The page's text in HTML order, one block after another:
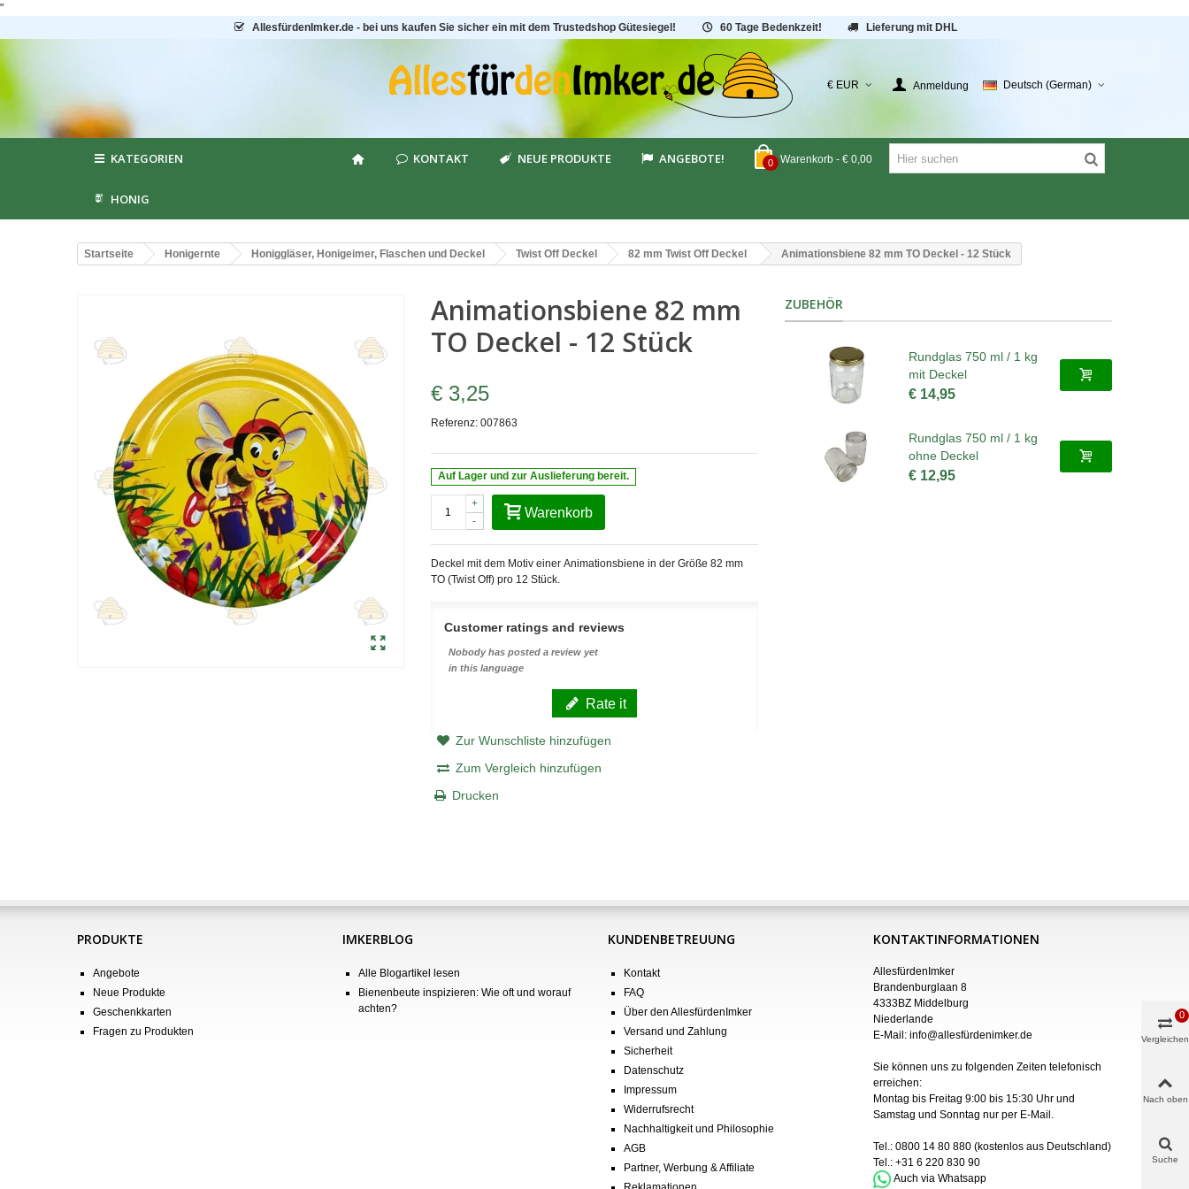
"
AllesfürdenImker.de - bei uns kaufen Sie sicher ein mit dem Trustedshop Gütesiegel!
60 Tage Bedenkzeit! Lieferung mit DHL
€ EUR Anmeldung Deutsch (German)
0 Warenkorb - € 0,00
KATEGORIEN KONTAKT NEUE PRODUKTE ANGEBOTE!
HONIG
Startseite Honigernte Honiggläser, Honigeimer, Flaschen und Deckel Twist Off Deckel 82 mm Twist Off Deckel Animationsbiene 82 mm TO Deckel - 12 Stück
Animationsbiene 82 mm
TO Deckel - 12 Stück
€ 3,25
Referenz: 007863
Auf Lager und zur Auslieferung bereit.
-
+
Warenkorb
Deckel mit dem Motiv einer Animationsbiene in der Größe 82 mm
TO (Twist Off) pro 12 Stück.
Customer ratings and reviews
Nobody has posted a review yet
in this language
Rate it
Zur Wunschliste hinzufügen
Zum Vergleich hinzufügen
Drucken
ZUBEHÖR
Rundglas 750 ml / 1 kg
mit Deckel
€ 14,95
Rundglas 750 ml / 1 kg
ohne Deckel
€ 12,95
PRODUKTE
Angebote
Neue Produkte
Geschenkkarten
Fragen zu Produkten
IMKERBLOG
Alle Blogartikel lesen
Bienenbeute inspizieren: Wie oft und worauf
achten?
KUNDENBETREUUNG
Kontakt
FAQ
Über den AllesfürdenImker
Versand und Zahlung
Sicherheit
Datenschutz
Impressum
Widerrufsrecht
Nachhaltigkeit und Philosophie
AGB
Partner, Werbung & Affiliate
KONTAKTINFORMATIONEN
AllesfürdenImker
Brandenburglaan 8
4333BZ Middelburg
Niederlande
E-Mail: info@allesfürdenimker.de
Sie können uns zu folgenden Zeiten telefonisch
erreichen:
Montag bis Freitag 9:00 bis 15:30 Uhr und
Samstag und Sonntag nur per E-Mail .
Tel.: 0800 14 80 880 (kostenlos aus Deutschland)
Tel.: +31 6 220 830 90
Auch via Whatsapp
Vergleichen
0
Nach oben
Suche